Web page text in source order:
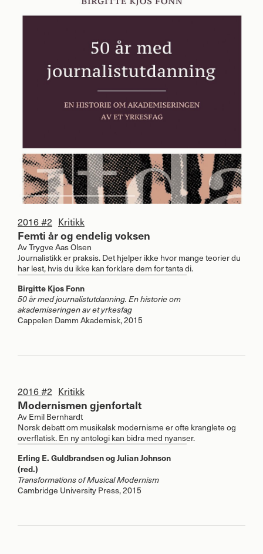
2016 #2 Kritikk
Femti år og endelig voksen
AvTrygve Aas Olsen
Journalistikk er praksis. Det hjelper ikke hvor mange teorier du
har lest, hvis du ikke kan forklare dem for tanta di.
Birgitte Kjos Fonn
50 år med journalistutdanning. En historie om
akademiseringen av et yrkesfag
Cappelen Damm Akademisk, 2015
2016 #2 Kritikk
Modernismen gjenfortalt
Av Emil Bernhardt
Norsk debatt om musikalsk modernisme er ofte kranglete og
overflatisk. En ny antologi kan bidra med nyanser.
Erling E. Guldbrandsen og Julian Johnson
(red.)
Transformations of Musical Modernism
Cambridge University Press, 2015